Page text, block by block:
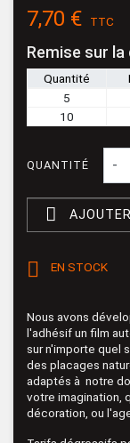
7,70 € TTC
Remise sur
Quantité
5
10
QUANTITÉ -

 EN STOCK
Nous avons
l'adhésif un film
sur n'importe quel
des placages
adaptés à notre
votre imagination,
décoration, ou